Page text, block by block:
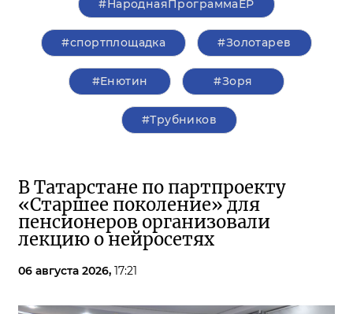
#НароднаяПрограммаЕР
#спортплощадка #Золотарев
#Енютин #Зоря
#Трубников
В Татарстане по партпроекту
«Старшее поколение» для
пенсионеров организовали
лекцию о нейросетях
06 августа 2026, 17:21